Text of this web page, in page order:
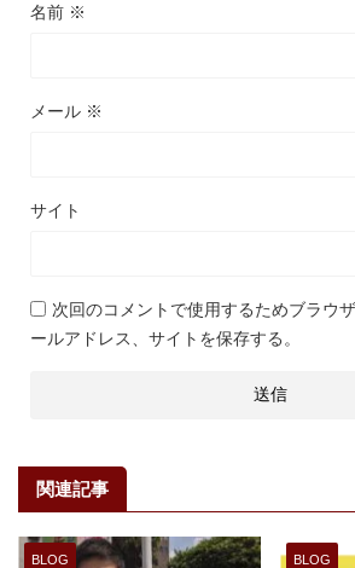
名前 ※
メール ※
サイト
次回のコメントで使用するためブラウ
ールアドレス、サイトを保存する。
関連記事
BLOG BLOG